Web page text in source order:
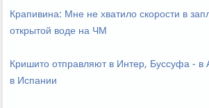
Крапивина: Мне не хватило скорости в
открытой воде на ЧМ
Кришито отправляют в Интер, Буссуфа - в
в Испании